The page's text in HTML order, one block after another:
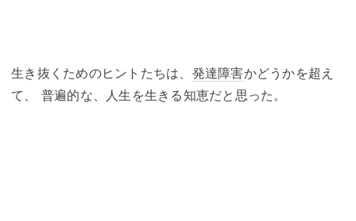
生き抜くためのヒントたちは、 発達障害かどうかを超え
て、 普遍的な、人生を生きる知恵だと思った。